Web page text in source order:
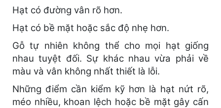
Hạt có đường vân rõ hơn.
Hạt có bề mặt hoặc sắc độ nhẹ hơn.
Gỗ tự nhiên không thể cho mọi hạt giống
nhau tuyệt đối. Sự khác nhau vừa phải về
màu và vân không nhất thiết là lỗi.
Những điểm cần kiểm kỹ hơn là hạt nứt rõ,
méo nhiều, khoan lệch hoặc bề mặt gây cấn